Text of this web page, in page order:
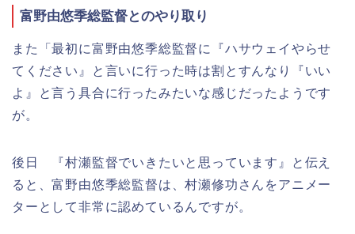
富野由悠季総監督とのやり取り
また「最初に富野由悠季総監督に『ハサウェイやらせ
てください』と言いに行った時は割とすんなり『いい
よ』と言う具合に行ったみたいな感じだったようです
が。
後日 『村瀬監督でいきたいと思っています』と伝え
ると、富野由悠季総監督は、村瀬修功さんをアニメー
ターとして非常に認めているんですが。